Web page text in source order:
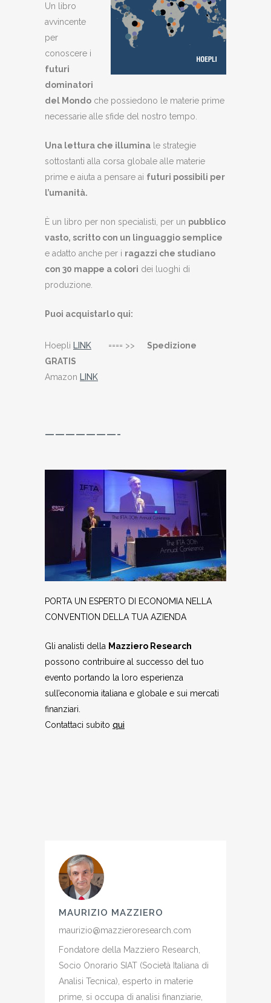
Un libro
avvincente
per
conoscere i
futuri
dominatori
del Mondo che possiedono le materie prime
necessarie alle sfide del nostro tempo.
Una lettura che illumina le strategie
sottostanti alla corsa globale alle materie
prime e aiuta a pensare ai futuri possibili per
l’umanità.
È un libro per non specialisti, per un pubblico
vasto, scritto con un linguaggio semplice
e adatto anche per i ragazzi che studiano
con 30 mappe a colori dei luoghi di
produzione.
Puoi acquistarlo qui:
Hoepli LINK ==== >> Spedizione
GRATIS
Amazon LINK
———————-
PORTA UN ESPERTO DI ECONOMIA NELLA
CONVENTION DELLA TUA AZIENDA
Gli analisti della Mazziero Research
possono contribuire al successo del tuo
evento portando la loro esperienza
sull’economia italiana e globale e sui mercati
finanziari.
Contattaci subito qui
MAURIZIO MAZZIERO
maurizio@mazzieroresearch.com
Fondatore della Mazziero Research,
Socio Onorario SIAT (Società Italiana di
Analisi Tecnica), esperto in materie
prime, si occupa di analisi finanziarie,